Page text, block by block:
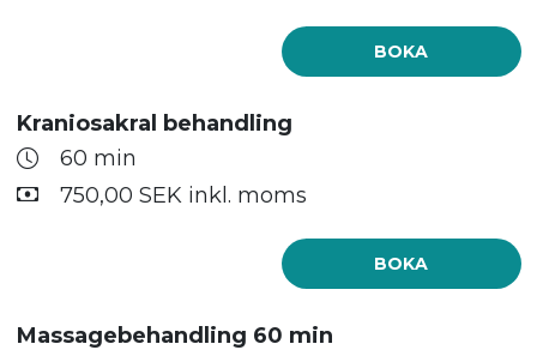
BOKA
Kraniosakral behandling
60 min
750,00 SEK inkl. moms
BOKA
Massagebehandling 60 min